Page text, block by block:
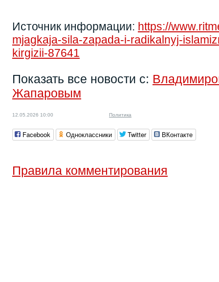
Источник информации: https://
mjagkaja-sila-zapada-i-radikalnyj-
kirgizii-87641
Показать все новости с:
Жапаровым
12.05.2026 10:00 Политика
Facebook Одноклассники Twitter ВКонтакте
Правила комментирования